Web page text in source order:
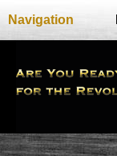
Navigation